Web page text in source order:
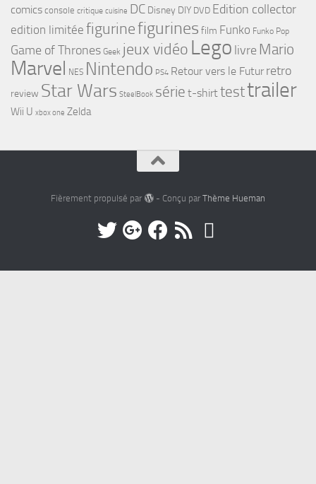
comics console critique cuisine DC Disney DIY DVD Edition collector
edition limitée figurinefigurines film Funko Funko Pop
Game of Thrones Geek jeux vidéo Lego livre Mario
Marvel NES Nintendo PS4 Retour vers le Futur retro
review Star Wars SteelBook série t-shirttesttrailer
Wii U xbox one Zelda
Fièrement propulsé par - Conçu par Thème Hueman